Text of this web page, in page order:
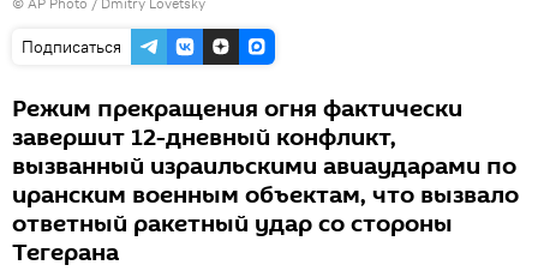
Подписаться
Режим прекращения огня фактически
завершит 12-дневный конфликт,
вызванный израильскими авиаударами по
иранским военным объектам, что вызвало
ответный ракетный удар со стороны
Тегерана